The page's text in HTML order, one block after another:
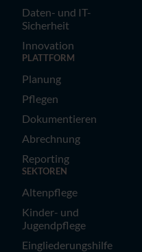
Daten- und IT-
Sicherheit
Innovation
PLATTFORM
Planung
Pflegen
Dokumentieren
Abrechnung
Reporting
SEKTOREN
Altenpflege
Kinder- und
Jugendpflege
Eingliederungshilfe